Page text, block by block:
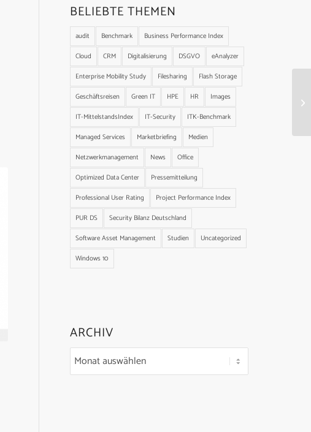
BELIEBTE THEMEN
audit Benchmark
Business Performance Index
Cloud
CRM Digitalisierung DSGVO
eAnalyzer
Enterprise Mobility Study
Filesharing
Flash Storage
Geschäftsreisen
Green IT HPE HR
Images
IT-MittelstandsIndex
IT-Security
ITK-Benchmark
Managed Services
Marketbriefing
Medien
Netzwerkmanagement
News
Office
Optimized Data Center
Pressemitteilung
Professional User Rating
Project Performance Index
PUR DS
Security Bilanz Deutschland
Software Asset Management
Studien
Uncategorized
Windows 10
ARCHIV